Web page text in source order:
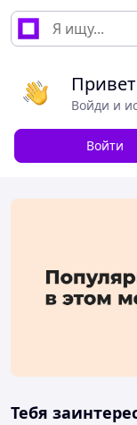
Привет
Войди и
Войти
Тебя